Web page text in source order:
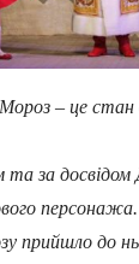
– це
за досвідом
прийшло до